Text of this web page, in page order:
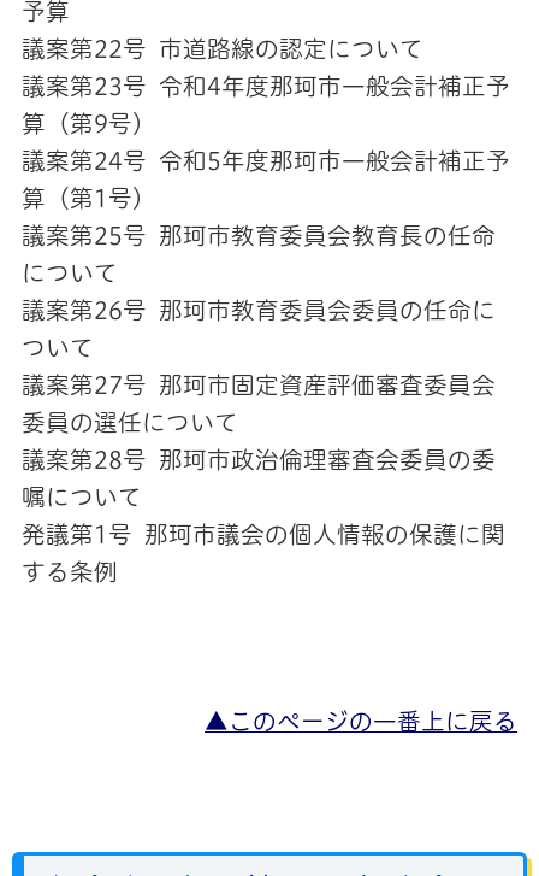
予算
議案第22号 市道路線の認定について
議案第23号 令和4年度那珂市一般会計補正予
算（第9号）
議案第24号 令和5年度那珂市一般会計補正予
算（第1号）
議案第25号 那珂市教育委員会教育長の任命
について
議案第26号 那珂市教育委員会委員の任命に
ついて
議案第27号 那珂市固定資産評価審査委員会
委員の選任について
議案第28号 那珂市政治倫理審査会委員の委
嘱について
発議第1号 那珂市議会の個人情報の保護に関
する条例
▲このページの一番上に戻る